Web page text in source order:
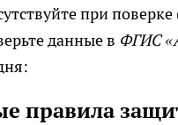
при
данные в ФГИС
правила